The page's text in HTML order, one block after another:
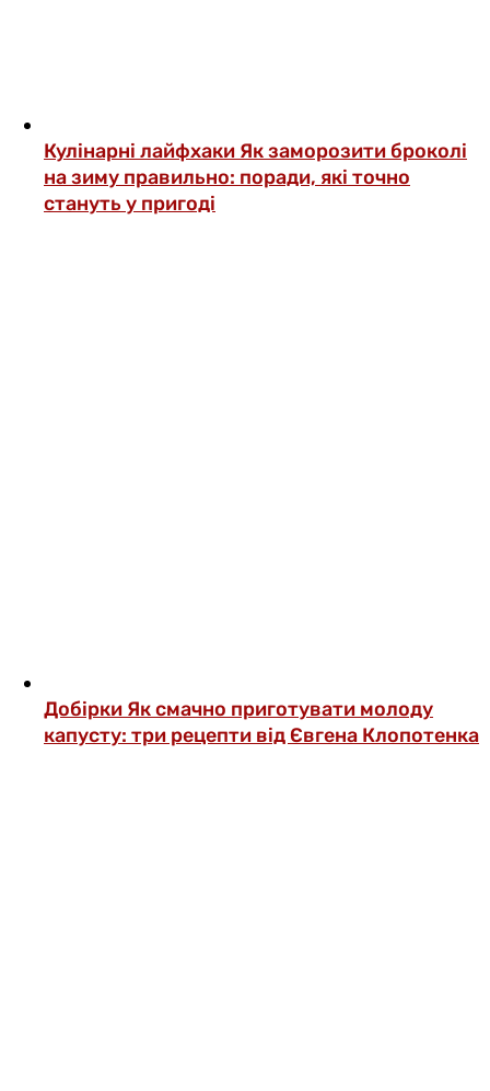
Кулінарні лайфхаки Як заморозити броколі
на зиму правильно: поради, які точно
стануть у пригоді
Добірки Як смачно приготувати молоду
капусту: три рецепти від Євгена Клопотенка